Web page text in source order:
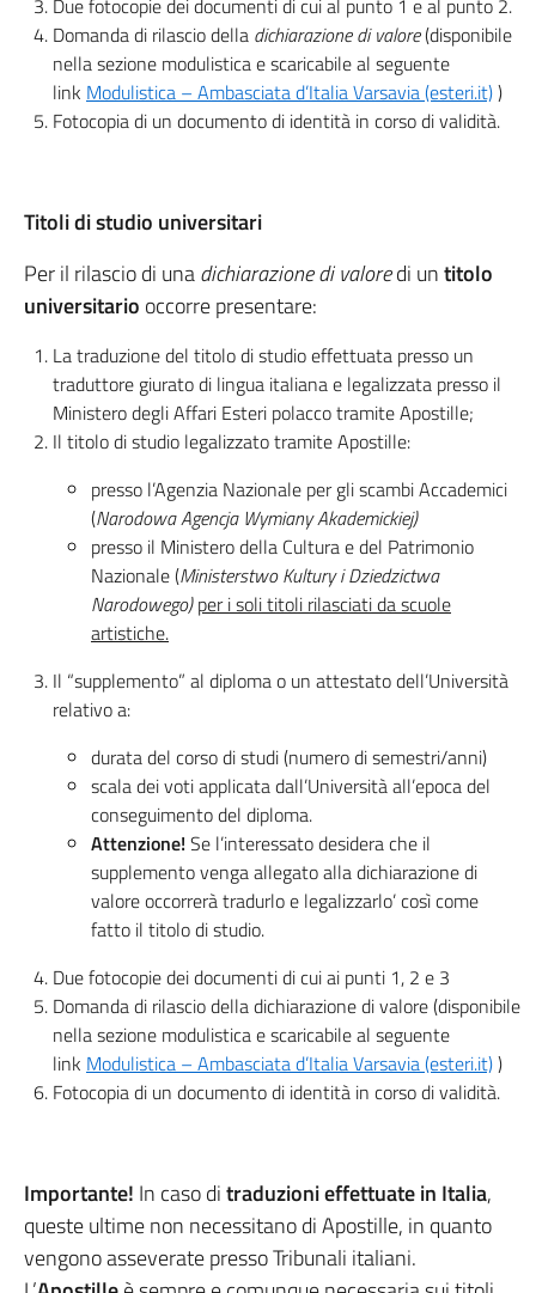
Due fotocopie dei documenti di cui al punto 1 e al punto 2.
Domanda di rilascio della dichiarazione di valore(disponibile
nella sezione modulistica e scaricabile al seguente
link Modulistica – Ambasciata d’Italia Varsavia (esteri.it))
Fotocopia di un documento di identità in corso di validità.
Titoli di studio universitari
Per il rilascio di unadichiarazione di valoredi untitolo
universitario occorre presentare:
La traduzione del titolo di studio effettuata presso un
traduttore giurato di lingua italiana e legalizzata presso il
Ministero degli Affari Esteri polacco tramite Apostille;
Il titolo di studio legalizzato tramite Apostille:
presso l’Agenzia Nazionale per gli scambi Accademici
(Narodowa Agencja Wymiany Akademickiej)
presso il Ministero della Cultura e del Patrimonio
Nazionale (Ministerstwo Kultury i Dziedzictwa
Narodowego) per i soli titoli rilasciati da scuole
artistiche.
Il “supplemento” al diploma o un attestato dell’Università
relativo a:
durata del corso di studi (numero di semestri/anni)
scala dei voti applicata dall’Università all’epoca del
conseguimento del diploma.
Attenzione! Se l’interessato desidera che il
supplemento venga allegato alla dichiarazione di
valore occorrerà tradurlo e legalizzarlo’ così come
fatto il titolo di studio.
Due fotocopie dei documenti di cui ai punti 1, 2 e 3
Domanda di rilascio della dichiarazione di valore (disponibile
nella sezione modulistica e scaricabile al seguente
link Modulistica – Ambasciata d’Italia Varsavia (esteri.it))
Fotocopia di un documento di identità in corso di validità.
Importante! In caso ditraduzioni effettuate in Italia,
queste ultime non necessitano di Apostille, in quanto
vengono asseverate presso Tribunali italiani.